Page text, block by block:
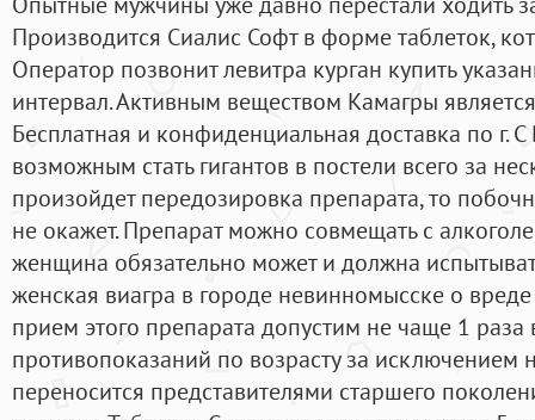
Производится Сиалис Софт в форме таблеток,
Оператор позвонит левитра курган купить
интервал. Активным веществом Камагры
Бесплатная и конфиденциальная доставка по г.
возможным стать гигантов в постели всего за
произойдет передозировка препарата, то
не окажет. Препарат можно совмещать с
женщина обязательно может и должна
женская виагра в городе невинномысске о
прием этого препарата допустим не чаще 1
противопоказаний по возрасту за исключением
переносится представителями старшего